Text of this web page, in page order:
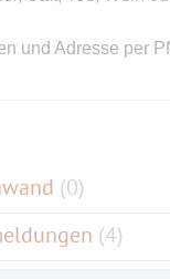
und Adresse per
(0)
(4)